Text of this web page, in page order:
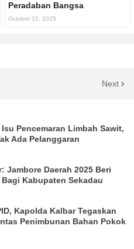
Peradaban Bangsa
October 22, 2025
Next
Isu Pencemaran Limbah Sawit,
Ada Pelanggaran
Jambore Daerah 2025 Beri
Kabupaten Sekadau
Kapolda Kalbar Tegaskan
Penimbunan Bahan Pokok